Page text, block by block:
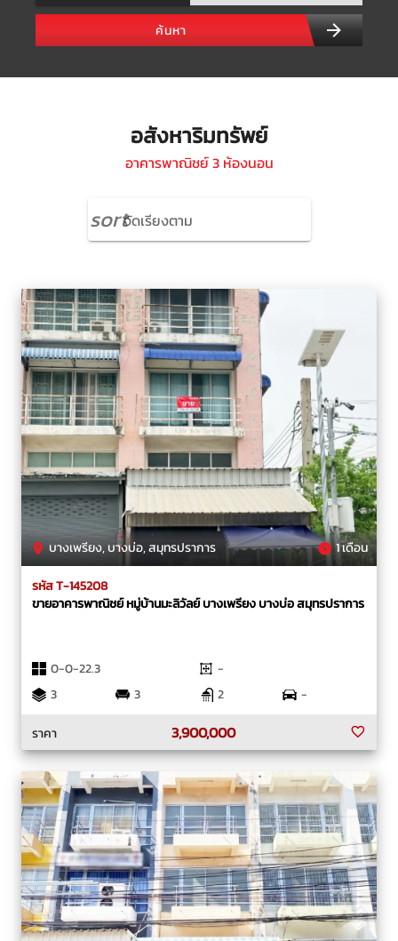
ค้นหา
อสังหาริมทรัพย์
อาคารพาณิชย์ 3 ห้องนอน
sortจัดเรียงตาม
บางเพรียง, บางบ่อ, สมุทรปราการ 1 เดือน
รหัส T-145208
ขายอาคารพาณิชย์ หมู่บ้านมะลิวัลย์ บางเพรียง บางบ่อ สมุทรปราการ
0-0-22.3
-
3
3 2
-
ราคา
3,900,000